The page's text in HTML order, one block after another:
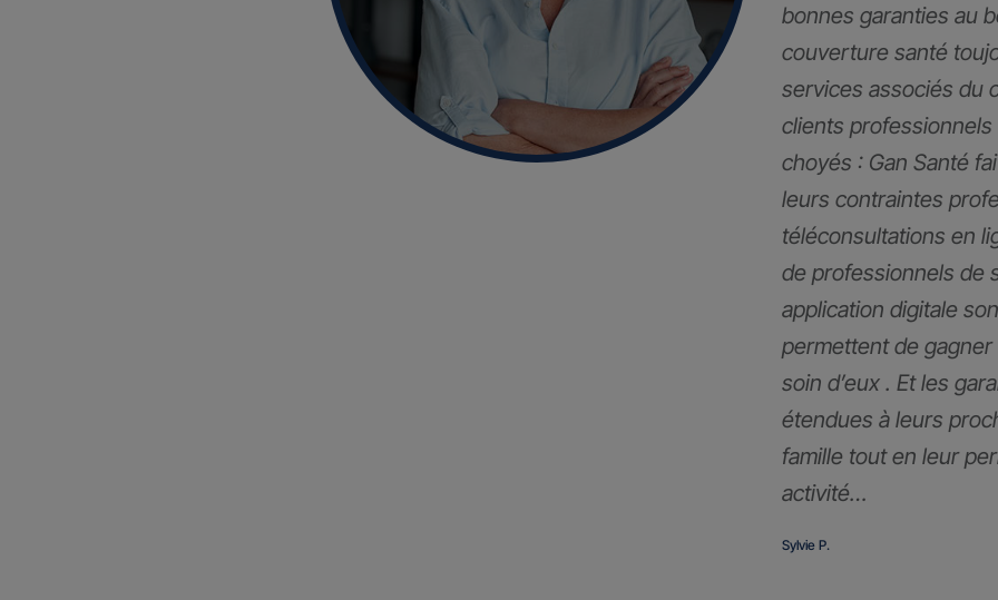
bonnes garanties au
couverture santé
services associés du
clients
choyés : Gan Santé
leurs contraintes
téléconsultations en
de professionnels de
application digitale
permettent de
soin d’eux . Et les
étendues à leurs
famille tout en leur
activité…
Sylvie P.